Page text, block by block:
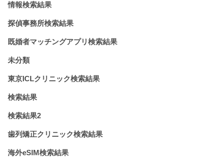
情報検索結果
探偵事務所検索結果
既婚者マッチングアプリ検索結果
未分類
東京ICLクリニック検索結果
検索結果
検索結果2
歯列矯正クリニック検索結果
海外eSIM検索結果